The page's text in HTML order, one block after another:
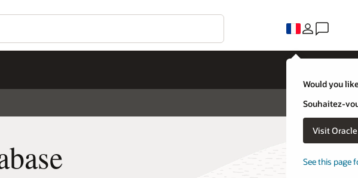
Would you
Souhaitez-
Visit
See this page